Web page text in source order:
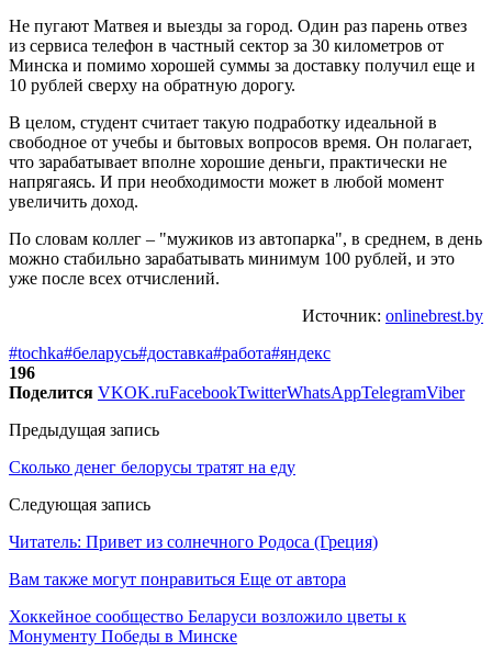
Не пугают Матвея и выезды за город. Один раз парень отвез
из сервиса телефон в частный сектор за 30 километров от
Минска и помимо хорошей суммы за доставку получил еще и
10 рублей сверху на обратную дорогу.
В целом, студент считает такую подработку идеальной в
свободное от учебы и бытовых вопросов время. Он полагает,
что зарабатывает вполне хорошие деньги, практически не
напрягаясь. И при необходимости может в любой момент
увеличить доход.
По словам коллег – "мужиков из автопарка", в среднем, в день
можно стабильно зарабатывать минимум 100 рублей, и это
уже после всех отчислений.
Источник: onlinebrest.by
#tochka#беларусь#доставка#работа#яндекс
196
Поделится VKOK.ruFacebookTwitterWhatsAppTelegramViber
Предыдущая запись
Сколько денег белорусы тратят на еду
Следующая запись
Читатель: Привет из солнечного Родоса (Греция)
Вам также могут понравиться Еще от автора
Хоккейное сообщество Беларуси возложило цветы к
Монументу Победы в Минске